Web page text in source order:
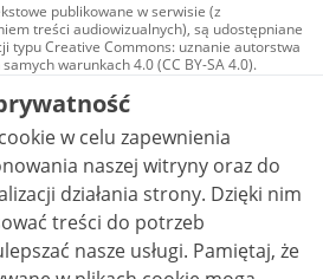
publikowane w serwisie (z
treści audiowizualnych), są udostępniane
typu Creative Commons: uznanie autorstwa
warunkach 4.0 (CC BY-SA 4.0).
audiowizualne, w tym zdjęcia, materiały
są udostępniane na licencji typu
uznanie autorstwa użycie
- bez utworów zależnych 4.0 (CC BY-
o ile nie jest to stwierdzone inaczej.
w celu zapewnienia
naszej witryny oraz do
strony. Dzięki nim
treści do potrzeb
nasze usługi. Pamiętaj, że